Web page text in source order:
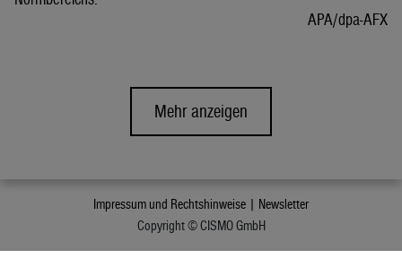
APA/dpa-AFX
Mehr anzeigen
Impressum und Rechtshinweise | Newsletter
Copyright © CISMO GmbH